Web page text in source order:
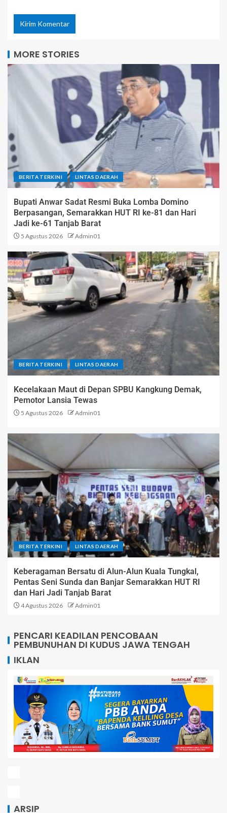
MORE STORIES
BERITA TERKINI LINTAS DAERAH
Bupati Anwar Sadat Resmi Buka Lomba Domino
Berpasangan, Semarakkan HUT RI ke-81 dan Hari
Jadi ke-61 Tanjab Barat
5 Agustus 2026 Admin01
BERITA TERKINI LINTAS DAERAH
Kecelakaan Maut di Depan SPBU Kangkung Demak,
Pemotor Lansia Tewas
5 Agustus 2026 Admin01
BERITA TERKINI LINTAS DAERAH
Keberagaman Bersatu di Alun-Alun Kuala Tungkal,
Pentas Seni Sunda dan Banjar Semarakkan HUT RI
dan Hari Jadi Tanjab Barat
4 Agustus 2026 Admin01
PENCARI KEADILAN PENCOBAAN
PEMBUNUHAN DI KUDUS JAWA TENGAH
IKLAN
ARSIP